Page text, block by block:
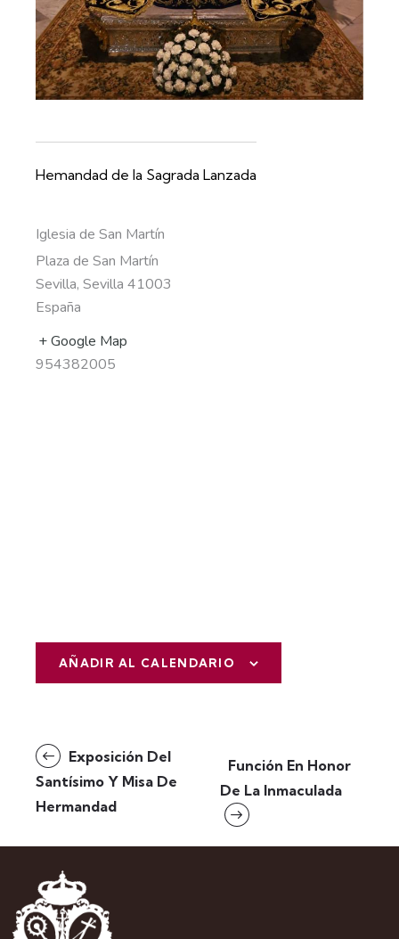
Hemandad de la Sagrada Lanzada
Iglesia de San Martín
Plaza de San Martín
Sevilla, Sevilla 41003
España
+ Google Map
954382005
AÑADIR AL CALENDARIO
N
a
v
e
c
i
ó
Exposición Del
Santísimo Y Misa De
Hermandad
Función En Honor
De La Inmaculada